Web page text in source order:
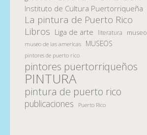
Instituto de Cultura Puertorriqueña
La pintura de Puerto Rico
Libros Liga de arte literatura museo
museo de las americas MUSEOS
pintores de puerto rico
pintores puertorriqueños
PINTURA
pintura de puerto rico
publicaciones Puerto Rico